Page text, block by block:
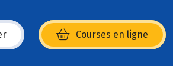
Courses en ligne
nouvelle fenêtre)